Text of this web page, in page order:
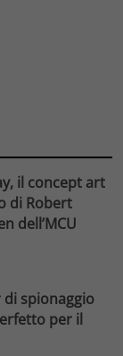
il concept art
di Robert
dell’MCU
spionaggio
per il